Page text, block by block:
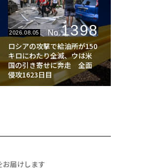
2026.08.05 No.1398
ロシアの攻撃で給油所が150
キロにわたり全滅、ウは米
国の引き寄せに奔走 全面
侵攻1623日目
お届けします